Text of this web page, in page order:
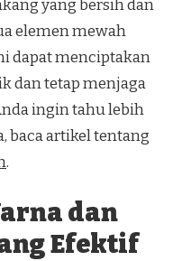
yang bersih dan
elemen mewah
dapat menciptakan
dan tetap menjaga
ingin tahu lebih
baca artikel tentang
.
dan
Efektif